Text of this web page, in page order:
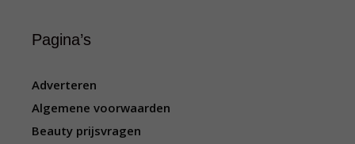
Pagina’s
Adverteren
Algemene voorwaarden
Beauty prijsvragen